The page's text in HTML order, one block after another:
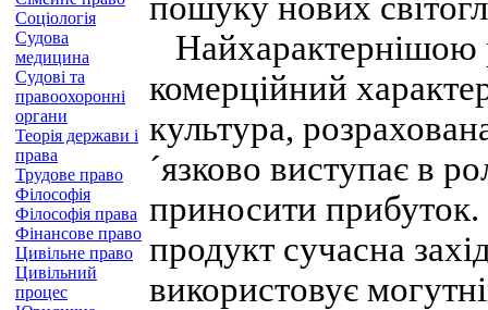
Соціологія
Судова
медицина
Судові та
правоохоронні
органи
Теорія держави і
права
Трудове право
Філософія
Філософія права
Фінансове право
Цивільне право
Цивільний
процес
Найхарактернішою
комерційний
культура,
´язково виступає в
приносити
продукт сучасна
використовує